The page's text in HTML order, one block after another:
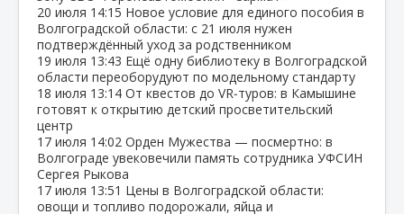
20 июля 14:15 Новое условие для единого пособия в
Волгоградской области: с 21 июля нужен
подтверждённый уход за родственником
19 июля 13:43 Ещё одну библиотеку в Волгоградской
области переоборудуют по модельному стандарту
18 июля 13:14 От квестов до VR‑туров: в Камышине
готовят к открытию детский просветительский
центр
17 июля 14:02 Орден Мужества — посмертно: в
Волгограде увековечили память сотрудника УФСИН
Сергея Рыкова
17 июля 13:51 Цены в Волгоградской области:
овощи и топливо подорожали, яйца и